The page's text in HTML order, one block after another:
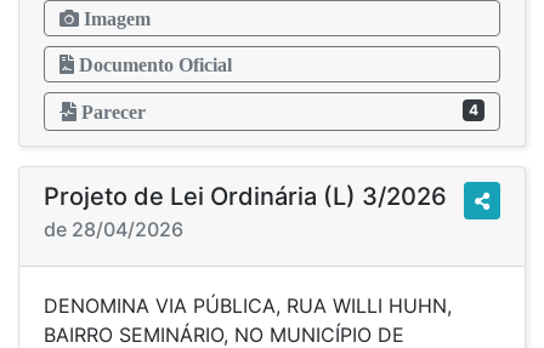
Imagem
Documento Oficial
Parecer 4
Projeto de Lei Ordinária (L) 3/2026
de 28/04/2026
DENOMINA VIA PÚBLICA, RUA WILLI HUHN,
BAIRRO SEMINÁRIO, NO MUNICÍPIO DE